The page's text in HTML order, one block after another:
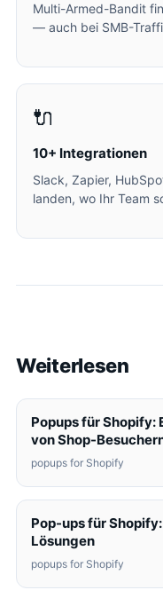
Multi-Armed-Bandit
— auch bei SMB-
🔌
10+ Integrationen
Slack, Zapier,
landen, wo Ihr Team
Weiterlesen
Popups für Shopify:
von Shop-
popups for Shopify
Pop-ups für
Lösungen
popups for Shopify